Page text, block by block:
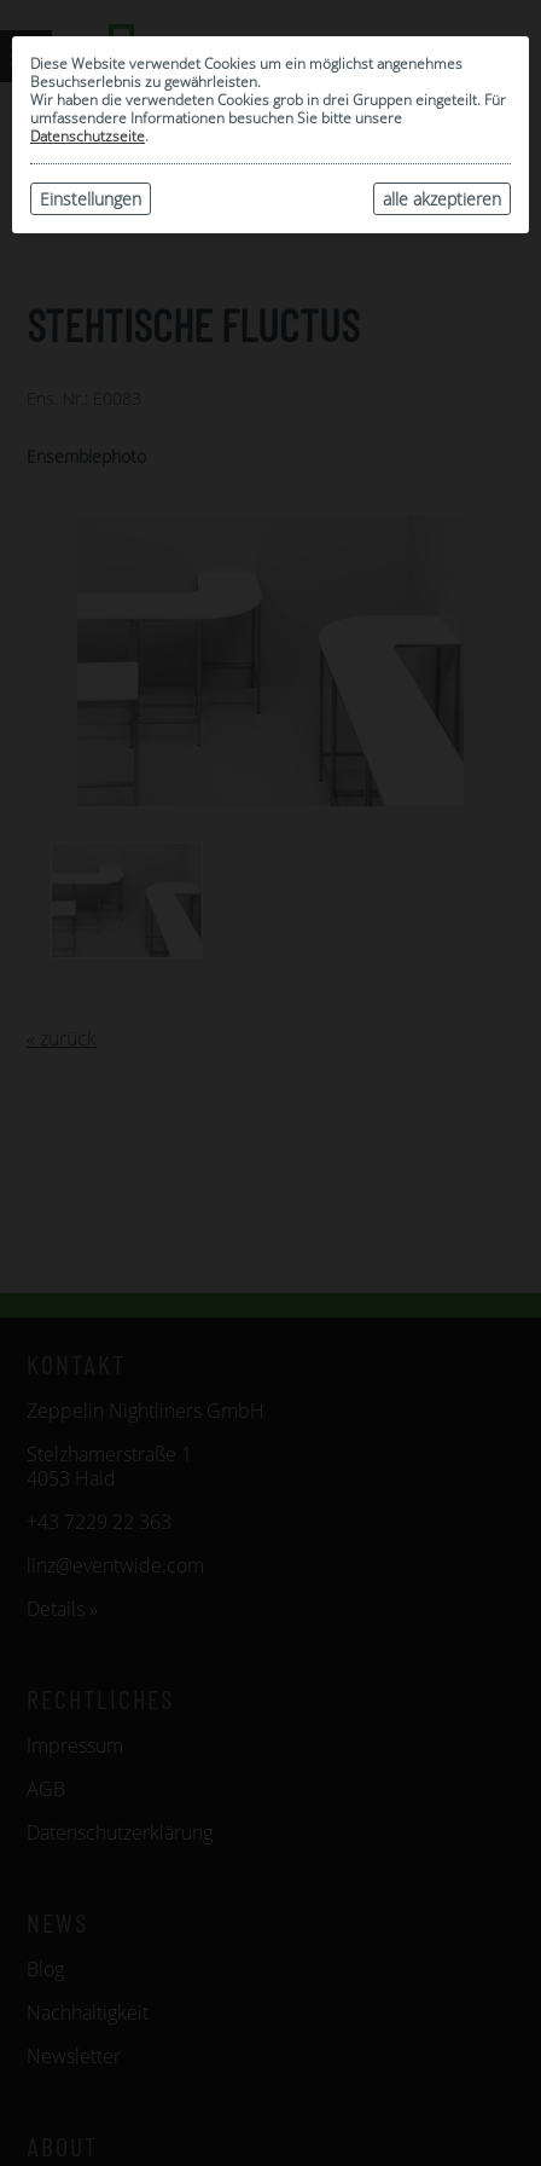
Diese Website verwendet Cookies um ein möglichst angenehmes
Besuchserlebnis zu gewährleisten.
Wir haben die verwendeten Cookies grob in drei Gruppen eingeteilt. Für
umfassendere Informationen besuchen Sie bitte unsere
Datenschutzseite.
alle akzeptieren
Einstellungen
ARCHIV
STEHTISCHE FLUCTUS
Ensemblephoto
« zurück
Zeppelin Nightliners GmbH
Stelzhamerstraße 1
4053 Haid
+43 7229 22 363
linz@eventwide.com
Details »
Impressum
AGB
Datenschutzerklärung
Blog
Nachhaltigkeit
Newsletter